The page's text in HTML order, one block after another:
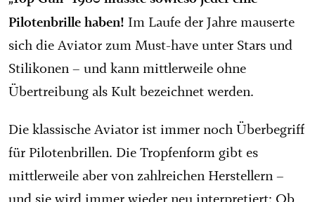
Pilotenbrille haben! Im Laufe der Jahre mauserte
sich die Aviator zum Must-have unter Stars und
Stilikonen – und kann mittlerweile ohne
Übertreibung als Kult bezeichnet werden.
Die klassische Aviator ist immer noch Überbegriff
für Pilotenbrillen. Die Tropfenform gibt es
mittlerweile aber von zahlreichen Herstellern –